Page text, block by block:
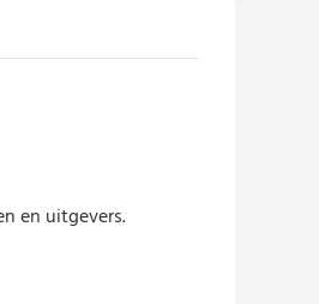
en uitgevers.